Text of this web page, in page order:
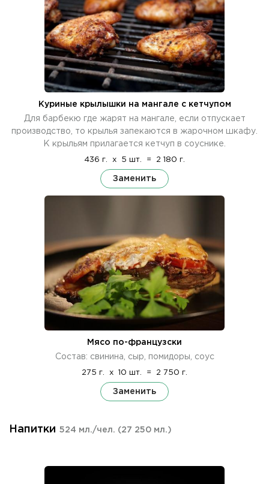
Куриные крылышки на мангале с кетчупом
Для барбекю где жарят на мангале, если отпускает
производство, то крылья запекаются в жарочном шкафу.
К крыльям прилагается кетчуп в соуснике.
436 г. x 5 шт. = 2 180 г.
Заменить
Мясо по-французски
Состав: свинина, сыр, помидоры, соус
275 г. x 10 шт. = 2 750 г.
Заменить
Напитки 524 мл./чел. (27 250 мл.)